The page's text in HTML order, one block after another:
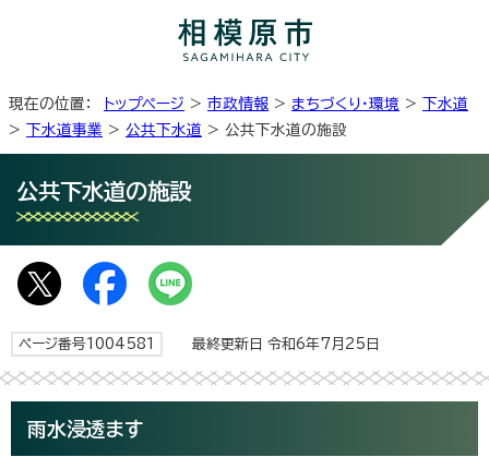
現在の位置： トップページ > 市政情報 > まちづくり・環境 > 下水道
> 下水道事業 > 公共下水道 > 公共下水道の施設
公共下水道の施設
ページ番号1004581 最終更新日 令和6年7月25日
雨水浸透ます